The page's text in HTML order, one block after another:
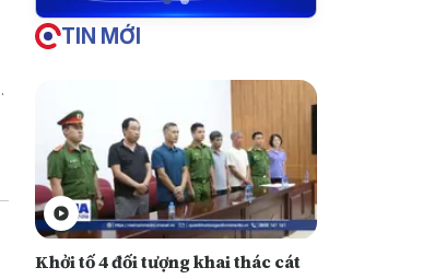
TIN MỚI
Khởi tố 4 đối tượng khai thác cát